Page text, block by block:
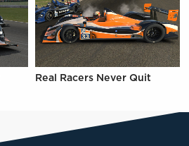
Real Racers Never Quit